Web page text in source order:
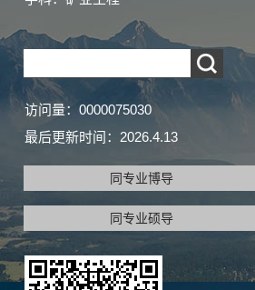
访问量： 0000075030
最后更新时间： 2026.4.13
同专业博导
同专业硕导